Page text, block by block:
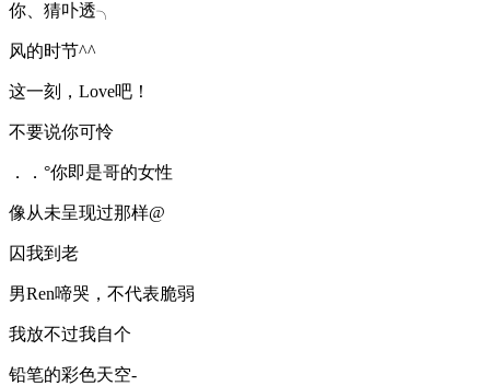
你、猜卟透╮
风的时节^^
这一刻，Love吧！
不要说你可怜
．．°你即是哥的女性
像从未呈现过那样@
囚我到老
男Ren啼哭，不代表脆弱
我放不过我自个
铅笔的彩色天空-